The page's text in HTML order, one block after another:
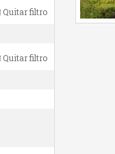
Quitar filtro
Quitar filtro